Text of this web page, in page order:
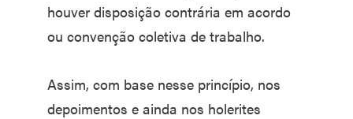
houver disposição contrária em acordo
ou convenção coletiva de trabalho.
Assim, com base nesse princípio, nos
depoimentos e ainda nos holerites